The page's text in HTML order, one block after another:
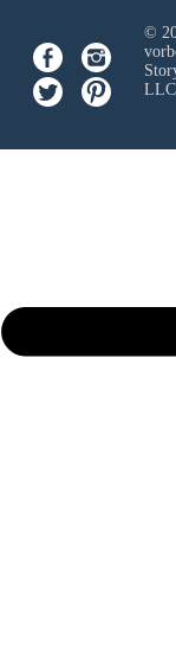
©
LLC